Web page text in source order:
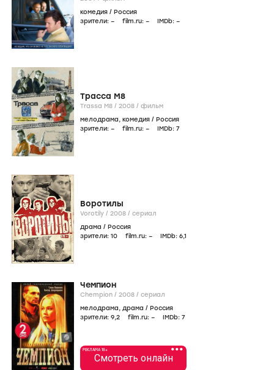
комедия / Россия
зрители: – film.ru: – IMDb: –
Трасса М8
Trassa M8 / 2008 / фильм
мелодрама, комедия / Россия
зрители: – film.ru: – IMDb: 7
Воротилы
Vorotily / 2008 / сериал
драма / Россия
зрители: 10 film.ru: – IMDb: 6,1
Чемпион
Chempion / 2008 / сериал
мелодрама, драма / Россия
зрители: 9,2 film.ru: – IMDb: 7
•••
РЕКЛАМА 18+
Смотреть онлайн